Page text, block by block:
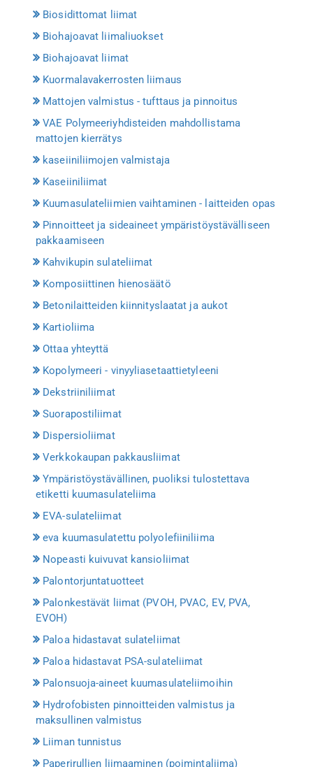
Biosidittomat liimat
Biohajoavat liimaliuokset
Biohajoavat liimat
Kuormalavakerrosten liimaus
Mattojen valmistus - tufttaus ja pinnoitus
VAE Polymeeriyhdisteiden mahdollistama
mattojen kierrätys
kaseiiniliimojen valmistaja
Kaseiiniliimat
Kuumasulateliimien vaihtaminen - laitteiden opas
Pinnoitteet ja sideaineet ympäristöystävälliseen
pakkaamiseen
Kahvikupin sulateliimat
Komposiittinen hienosäätö
Betonilaitteiden kiinnityslaatat ja aukot
Kartioliima
Ottaa yhteyttä
Kopolymeeri - vinyyliasetaattietyleeni
Dekstriiniliimat
Suorapostiliimat
Dispersioliimat
Verkkokaupan pakkausliimat
Ympäristöystävällinen, puoliksi tulostettava
etiketti kuumasulateliima
EVA-sulateliimat
eva kuumasulatettu polyolefiiniliima
Nopeasti kuivuvat kansioliimat
Palontorjuntatuotteet
Palonkestävät liimat (PVOH, PVAC, EV, PVA,
EVOH)
Paloa hidastavat sulateliimat
Paloa hidastavat PSA-sulateliimat
Palonsuoja-aineet kuumasulateliimoihin
Hydrofobisten pinnoitteiden valmistus ja
maksullinen valmistus
Liiman tunnistus
Paperirullien liimaaminen (poimintaliima)